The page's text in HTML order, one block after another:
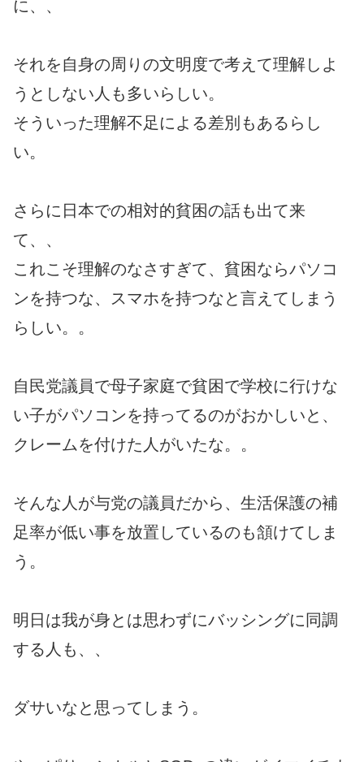
に、、
それを自身の周りの文明度で考えて理解しよ
うとしない人も多いらしい。
そういった理解不足による差別もあるらし
い。
さらに日本での相対的貧困の話も出て来
て、、
これこそ理解のなさすぎて、貧困ならパソコ
ンを持つな、スマホを持つなと言えてしまう
らしい。。
自民党議員で母子家庭で貧困で学校に行けな
い子がパソコンを持ってるのがおかしいと、
クレームを付けた人がいたな。。
そんな人が与党の議員だから、生活保護の補
足率が低い事を放置しているのも頷けてしま
う。
明日は我が身とは思わずにバッシングに同調
する人も、、
ダサいなと思ってしまう。